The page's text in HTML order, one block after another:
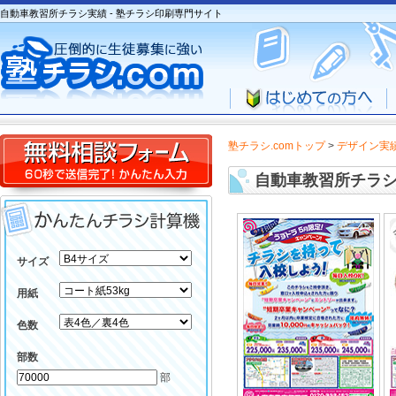
自動車教習所チラシ実績 - 塾チラシ印刷専門サイト
塾チラシ.comトップ> デザイン実
自動車教習所チラ
サイズ
用紙
色数
部数
部